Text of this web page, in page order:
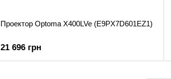
Проектор Optoma X400LVe (E9PX7D601EZ1)
21 696 грн